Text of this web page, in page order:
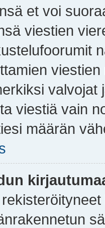
et voi
viestien
valvojat
viestiä vain
määrän